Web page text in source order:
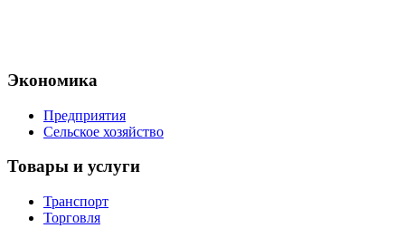
Экономика
Предприятия
Сельское хозяйство
Товары и услуги
Транспорт
Торговля